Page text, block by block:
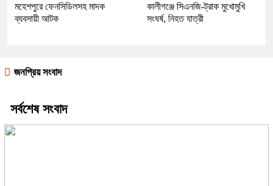
মহেশপুরে ফেনসিডিলসহ মাদক
ব্যবসায়ী আটক
কালীগঞ্জে সিএনজি-ট্রাক মুখোমুখি
সংঘর্ষ, নিহত যাত্রী
জনপ্রিয় সংবাদ
সর্বশেষ সংবাদ